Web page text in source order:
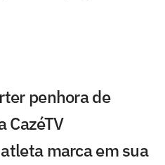
penhora de
CazéTV
marca em sua